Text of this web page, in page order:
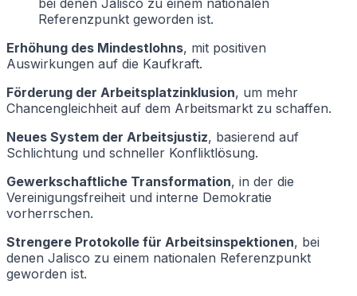
Referenzpunkt geworden ist.
Erhöhung des Mindestlohns, mit positiven
Auswirkungen auf die Kaufkraft.
Förderung der Arbeitsplatzinklusion, um mehr
Chancengleichheit auf dem Arbeitsmarkt zu schaffen.
Neues System der Arbeitsjustiz, basierend auf
Schlichtung und schneller Konfliktlösung.
Gewerkschaftliche Transformation, in der die
Vereinigungsfreiheit und interne Demokratie
vorherrschen.
Strengere Protokolle für Arbeitsinspektionen, bei
denen Jalisco zu einem nationalen Referenzpunkt
geworden ist.